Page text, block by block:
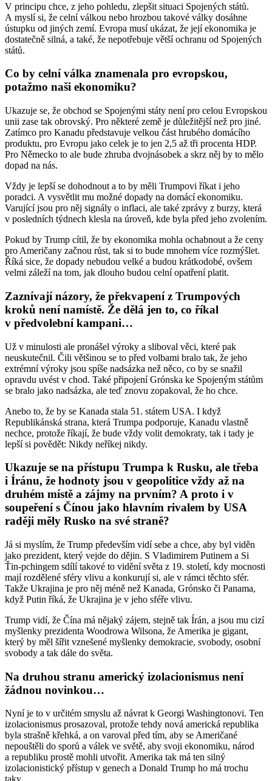
V principu chce, z jeho pohledu, zlepšit situaci Spojených států.
A myslí si, že celní válkou nebo hrozbou takové války dosáhne
ústupku od jiných zemí. Evropa musí ukázat, že její ekonomika je
dostatečně silná, a také, že nepotřebuje větší ochranu od Spojených
států.
Co by celní válka znamenala pro evropskou,
potažmo naši ekonomiku?
Ukazuje se, že obchod se Spojenými státy není pro celou Evropskou
unii zase tak obrovský. Pro některé země je důležitější než pro jiné.
Zatímco pro Kanadu představuje velkou část hrubého domácího
produktu, pro Evropu jako celek je to jen 2,5 až tři procenta HDP.
Pro Německo to ale bude zhruba dvojnásobek a skrz něj by to mělo
dopad na nás.
Vždy je lepší se dohodnout a to by měli Trumpovi říkat i jeho
poradci. A vysvětlit mu možné dopady na domácí ekonomiku.
Varující jsou pro něj signály o inflaci, ale také zprávy z burzy, která
v posledních týdnech klesla na úroveň, kde byla před jeho zvolením.
Pokud by Trump cítil, že by ekonomika mohla ochabnout a že ceny
pro Američany začnou růst, tak si to bude mnohem více rozmýšlet.
Říká sice, že dopady nebudou velké a budou krátkodobé, ovšem
velmi záleží na tom, jak dlouho budou celní opatření platit.
Zaznívají názory, že překvapení z Trumpových
kroků není namístě. Že dělá jen to, co říkal
v předvolební kampani…
Už v minulosti ale pronášel výroky a sliboval věci, které pak
neuskutečnil. Čili většinou se to před volbami bralo tak, že jeho
extrémní výroky jsou spíše nadsázka než něco, co by se snažil
opravdu uvést v chod. Také připojení Grónska ke Spojeným státům
se bralo jako nadsázka, ale teď znovu zopakoval, že ho chce.
Anebo to, že by se Kanada stala 51. státem USA. I když
Republikánská strana, která Trumpa podporuje, Kanadu vlastně
nechce, protože říkají, že bude vždy volit demokraty, tak i tady je
lepší si povědět: Nikdy neříkej nikdy.
Ukazuje se na přístupu Trumpa k Rusku, ale třeba
i Íránu, že hodnoty jsou v geopolitice vždy až na
druhém místě a zájmy na prvním? A proto i v
soupeření s Čínou jako hlavním rivalem by USA
raději měly Rusko na své straně?
Já si myslím, že Trump především vidí sebe a chce, aby byl viděn
jako prezident, který vejde do dějin. S Vladimirem Putinem a Si
Ťin-pchingem sdílí takové to vidění světa z 19. století, kdy mocnosti
mají rozdělené sféry vlivu a konkurují si, ale v rámci těchto sfér.
Takže Ukrajina je pro něj méně než Kanada, Grónsko či Panama,
když Putin říká, že Ukrajina je v jeho sféře vlivu.
Trump vidí, že Čína má nějaký zájem, stejně tak Írán, a jsou mu cizí
myšlenky prezidenta Woodrowa Wilsona, že Amerika je gigant,
který by měl šířit vznešené myšlenky demokracie, svobody, osobní
svobody a tak dále do světa.
Na druhou stranu americký izolacionismus není
žádnou novinkou…
Nyní je to v určitém smyslu až návrat k Georgi Washingtonovi. Ten
izolacionismus prosazoval, protože tehdy nová americká republika
byla strašně křehká, a on varoval před tím, aby se Američané
nepouštěli do sporů a válek ve světě, aby svoji ekonomiku, národ
a republiku prostě mohli utvořit. Amerika tak má ten silný
izolacionistický přístup v genech a Donald Trump ho má trochu